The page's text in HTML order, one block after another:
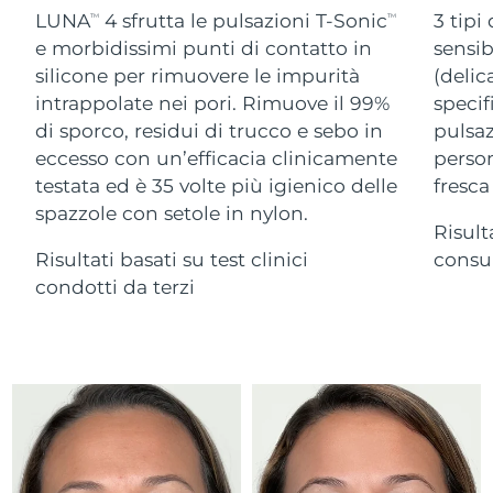
LUNATM 4 sfrutta le pulsazioni T-SonicTM
e morbidissimi punti di contatto in
silicone per rimuovere le impurità
intrappolate nei pori. Rimuove il 99%
di sporco, residui di trucco e sebo in
eccesso con un’efficacia clinicamente
testata ed è 35 volte più igienico delle
spazzole con setole in nylon.
Risultati basati su test clinici
condotti da terzi
3 tipi
For healthy hair
18% PAP
Cosmetici Uomini
Vedi tutto
APP FOREO
Israele Consegna stimata13/08/2026
Italia Consegna stimata 09/08/2026
Giappone Consegna stimata12/08/2026
Jersey Consegna stimata14/08/2026
11/08/2026
Kuwait
Libano Consegna stimata10/08/2026
Lituania Consegna stimata 09/08/2026